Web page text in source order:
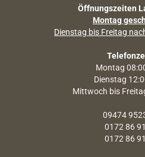
Öffnungszeiten
Montag
Dienstag bis Freitag
Montag
Dienstag
Mittwoch bis
09474
0172 86
0172 86